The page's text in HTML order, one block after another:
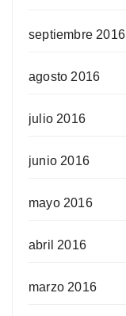
septiembre 2016
agosto 2016
julio 2016
junio 2016
mayo 2016
abril 2016
marzo 2016